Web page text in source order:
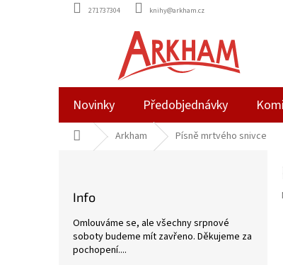
271737304 knihy@arkham.cz
Novinky Předobjednávky
Domů Arkham Písně mrtvého snivce
Info
Omlouváme se, ale všechny srpnové
soboty budeme mít zavřeno. Děkujeme za
pochopení....